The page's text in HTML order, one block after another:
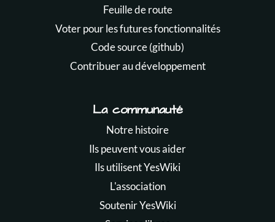
Feuille de route
Voter pour les futures fonctionnalités
Code source (github)
Contribuer au développement
La communauté
Notre histoire
Ils peuvent vous aider
Ils utilisent YesWiki
L'association
Soutenir YesWiki